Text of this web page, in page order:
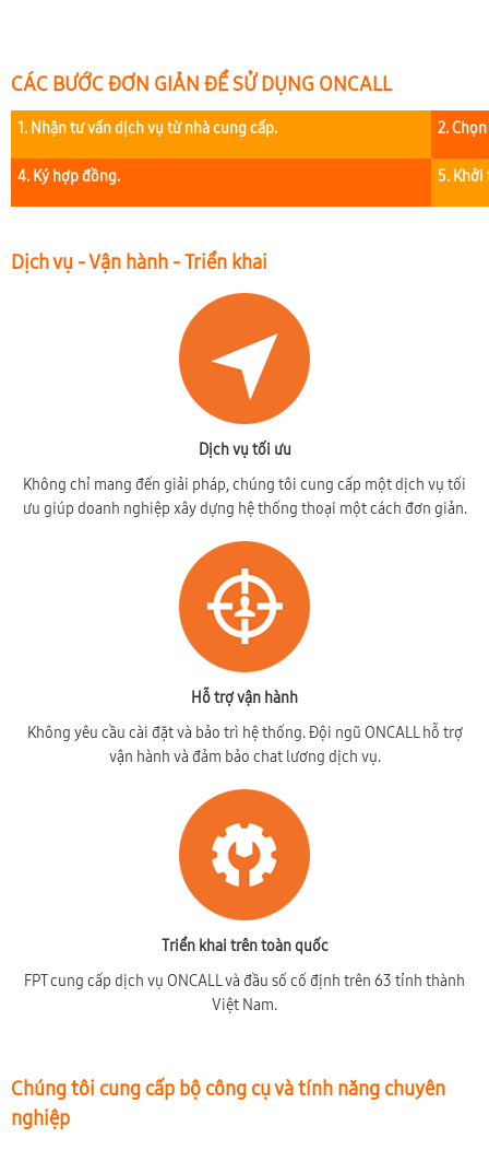
CÁC BƯỚC ĐƠN GIẢN ĐỂ SỬ DỤNG ONCALL
1. Nhận tư vấn dịch vụ từ nhà cung cấp. 2.
4. Ký hợp đồng. 5. Khởi
Dịch vụ - Vận hành - Triển khai
Dịch vụ tối ưu
Không chỉ mang đến giải pháp, chúng tôi cung cấp một dịch vụ tối
ưu giúp doanh nghiệp xây dựng hệ thống thoại một cách đơn giản.
Hỗ trợ vận hành
Không yêu cầu cài đặt và bảo trì hệ thống. Đội ngũ ONCALL hỗ trợ
vận hành và đảm bảo chat lương dịch vụ.
Triển khai trên toàn quốc
FPT cung cấp dịch vụ ONCALL và đầu số cố định trên 63 tỉnh thành
Việt Nam.
Chúng tôi cung cấp bộ công cụ và tính năng chuyên
nghiệp